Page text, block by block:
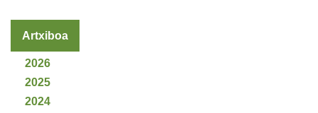
Artxiboa
2026
2025
2024